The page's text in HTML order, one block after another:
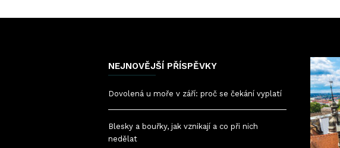
NEJNOVĚJŠÍ PŘÍSPĚVKY
Dovolená u moře v září: proč se čekání vyplatí
Blesky a bouřky, jak vznikají a co při nich
nedělat